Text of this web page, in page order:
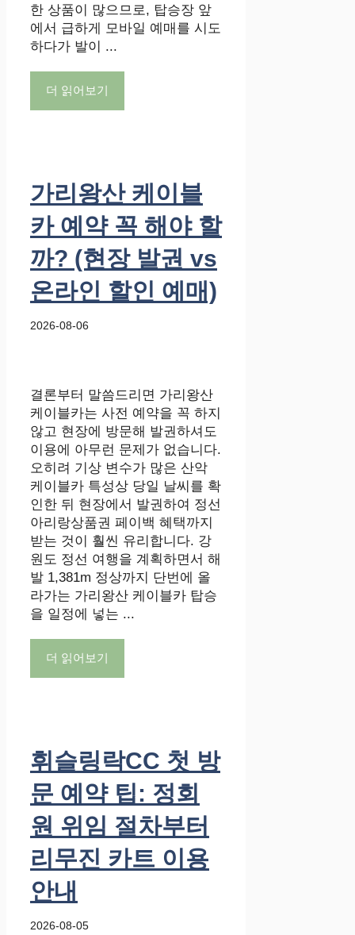
한 상품이 많으므로, 탑승장 앞
에서 급하게 모바일 예매를 시도
하다가 발이 ...
더 읽어보기
가리왕산 케이블
카 예약 꼭 해야 할
까? (현장 발권 vs
온라인 할인 예매)
2026-08-06
결론부터 말씀드리면 가리왕산
케이블카는 사전 예약을 꼭 하지
않고 현장에 방문해 발권하셔도
이용에 아무런 문제가 없습니다.
오히려 기상 변수가 많은 산악
케이블카 특성상 당일 날씨를 확
인한 뒤 현장에서 발권하여 정선
아리랑상품권 페이백 혜택까지
받는 것이 훨씬 유리합니다. 강
원도 정선 여행을 계획하면서 해
발 1,381m 정상까지 단번에 올
라가는 가리왕산 케이블카 탑승
을 일정에 넣는 ...
더 읽어보기
휘슬링락CC 첫 방
문 예약 팁: 정회
원 위임 절차부터
리무진 카트 이용
안내
2026-08-05